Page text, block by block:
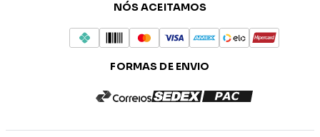
NÓS ACEITAMOS
FORMAS DE ENVIO